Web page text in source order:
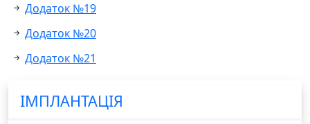
Додаток №19
Додаток №20
Додаток №21
ІМПЛАНТАЦІЯ